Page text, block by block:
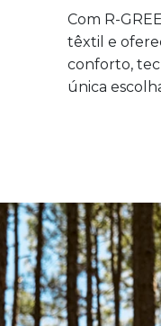
Com R-
têxtil e
conforto,
única